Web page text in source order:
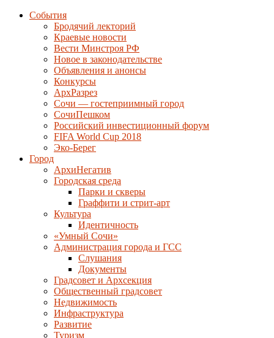
События
Бродячий лекторий
Краевые новости
Вести Минстроя РФ
Новое в законодательстве
Объявления и анонсы
Конкурсы
АрхРазрез
Сочи — гостеприимный город
СочиПешком
Российский инвестиционный форум
FIFA World Cup 2018
Эко-Берег
Город
АрхиНегатив
Городская среда
Парки и скверы
Граффити и стрит-арт
Культура
Идентичность
«Умный Сочи»
Администрация города и ГСС
Слушания
Документы
Градсовет и Архсекция
Общественный градсовет
Недвижимость
Инфраструктура
Развитие
Туризм